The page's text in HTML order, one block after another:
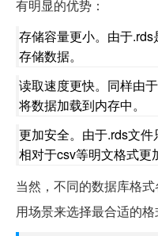
有明显的优势：
存储容量更小。由于
存储数据。
读取速度更快。同样由
将数据加载到内存中。
更加安全。由于.rds文件
相对于csv等明文格式更
当然，不同的数据库格
用场景来选择最合适的格